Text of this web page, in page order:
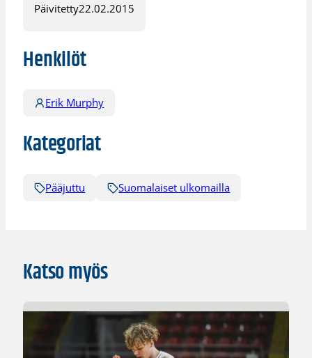
Päivitetty22.02.2015
Henkilöt
Erik Murphy
Kategoriat
Pääjuttu Suomalaiset ulkomailla
Katso myös